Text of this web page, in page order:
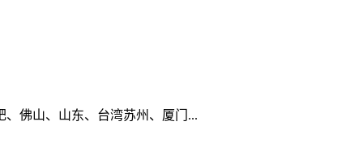
佛山、山东、台湾苏州、厦门...